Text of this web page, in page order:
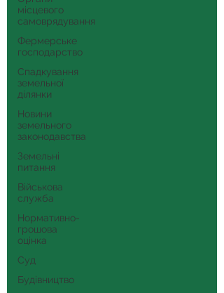
місцевого
самоврядування
Фермерське
господарство
Спадкування
земельної
ділянки
Новини
земельного
законодавства
Земельні
питання
Військова
служба
Нормативно-
грошова
оцінка
Суд
Будівництво